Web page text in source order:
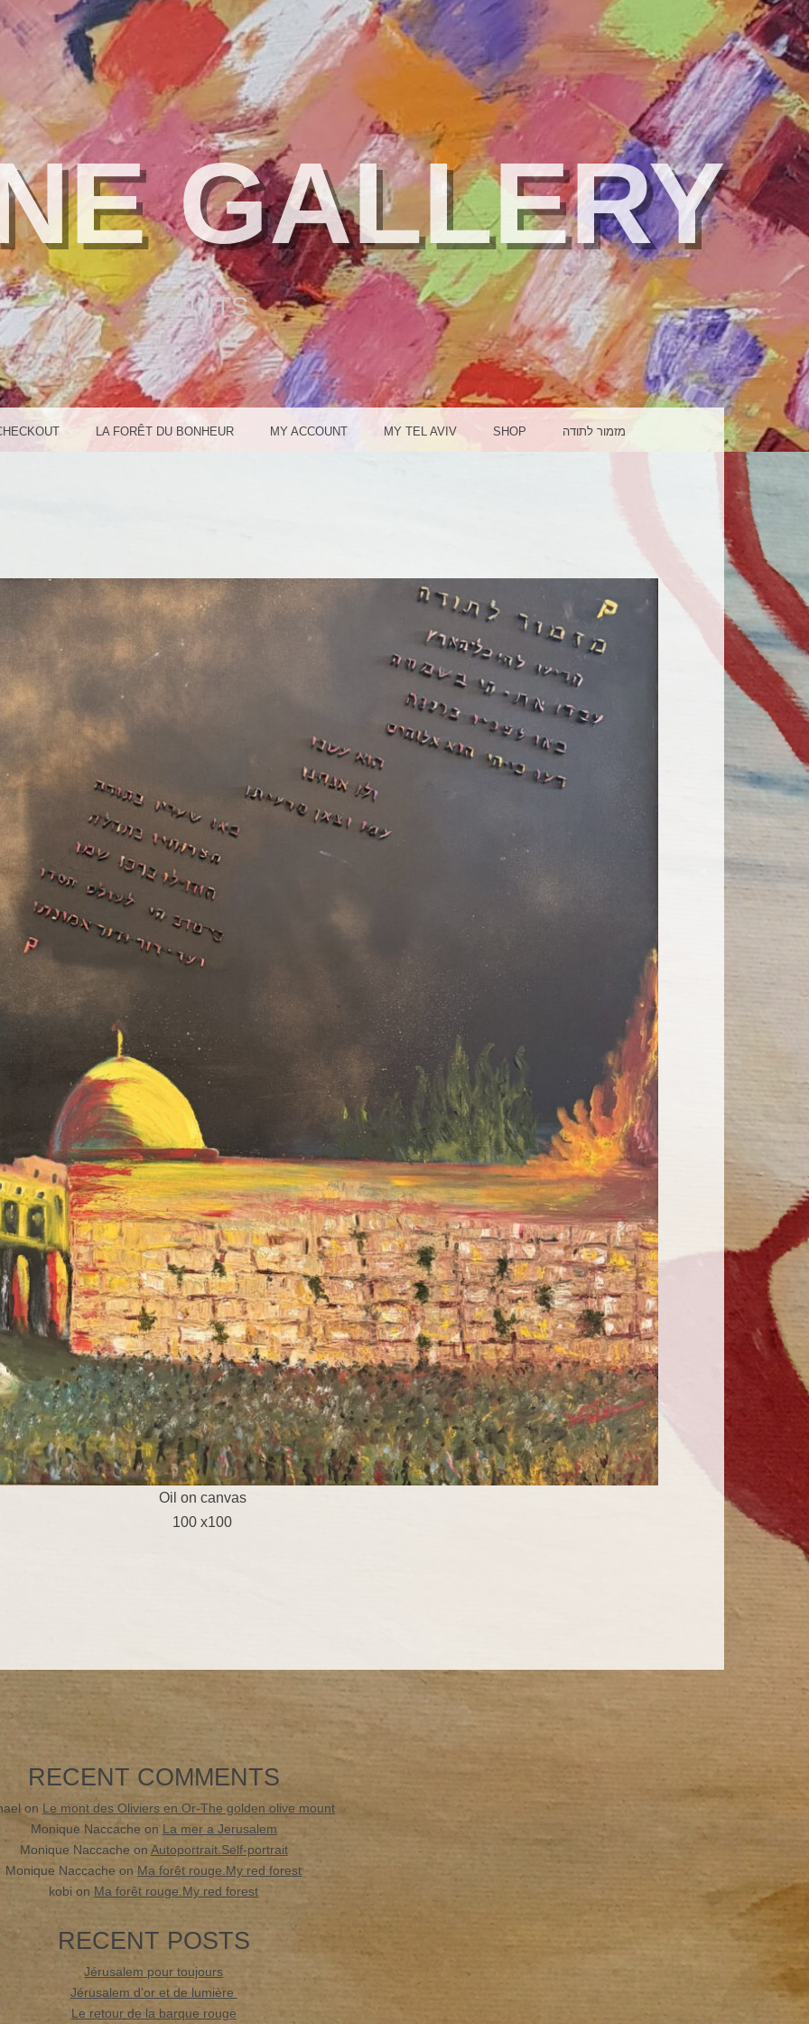
GALLERY
PAINTS
LA FORÊT DU BONHEUR MY ACCOUNT MY TEL AVIV SHOP מזמור לתודה
Oil on canvas
100 x100
RECENT COMMENTS
on Le mont des Oliviers en Or-The golden olive mount
Monique Naccache on La mer a Jerusalem
Monique Naccache on Autoportrait.Self-portrait
Monique Naccache on Ma forêt rouge.My red forest
kobi on Ma forêt rouge.My red forest
RECENT POSTS
Jérusalem pour toujours
Jérusalem d’or et de lumière
Le retour de la barque rouge